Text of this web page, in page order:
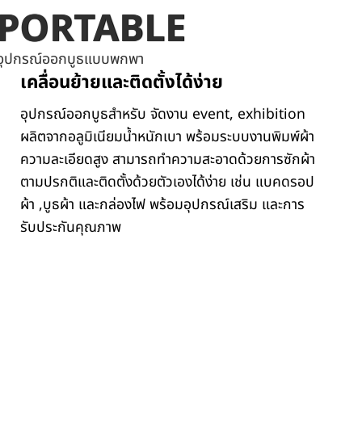
ปกรณ์ออกบูธแบบพกพา
เคลื่อนย้ายและติดตั้งได้ง่าย
อุปกรณ์ออกบูธสำหรับ จัดงาน event, exhibition
ผลิตจากอลูมิเนียมน้ำหนักเบา พร้อมระบบงานพิมพ์ผ้า
ความละเอียดสูง สามารถทำความสะอาดด้วยการซักผ้า
ตามปรกติและติดตั้งด้วยตัวเองได้ง่าย เช่น แบคดรอป
ผ้า ,บูธผ้า และกล่องไฟ พร้อมอุปกรณ์เสริม และการ
รับประกันคุณภาพ